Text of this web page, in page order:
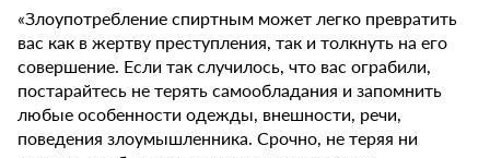
«Злоупотребление спиртным может легко превратить
вас как в жертву преступления, так и толкнуть на его
совершение. Если так случилось, что вас ограбили,
постарайтесь не терять самообладания и запомнить
любые особенности одежды, внешности, речи,
поведения злоумышленника. Срочно, не теряя ни